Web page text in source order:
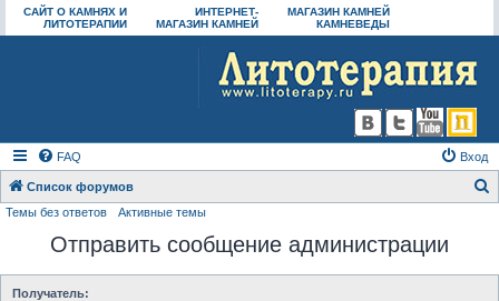
САЙТ О КАМНЯХ И
ЛИТОТЕРАПИИ
ИНТЕРНЕТ-
МАГАЗИН КАМНЕЙ
МАГАЗИН КАМНЕЙ
КАМНЕВЕДЫ
FAQ Вход
Список форумов
Темы без ответов Активные темы
Отправить сообщение администрации
Получатель: